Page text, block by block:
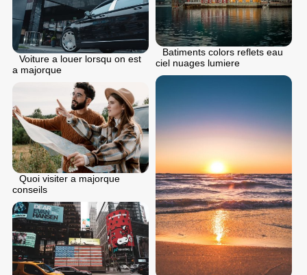
Voiture a louer lorsqu on est
a majorque
Batiments colors reflets eau
ciel nuages lumiere
Quoi visiter a majorque
conseils